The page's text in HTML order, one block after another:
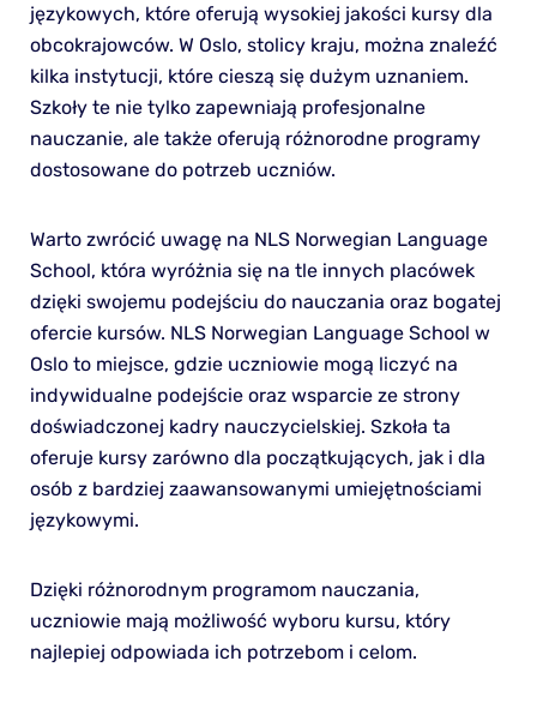
językowych, które oferują wysokiej jakości kursy dla
obcokrajowców. W Oslo, stolicy kraju, można znaleźć
kilka instytucji, które cieszą się dużym uznaniem.
Szkoły te nie tylko zapewniają profesjonalne
nauczanie, ale także oferują różnorodne programy
dostosowane do potrzeb uczniów.
Warto zwrócić uwagę na NLS Norwegian Language
School, która wyróżnia się na tle innych placówek
dzięki swojemu podejściu do nauczania oraz bogatej
ofercie kursów. NLS Norwegian Language School w
Oslo to miejsce, gdzie uczniowie mogą liczyć na
indywidualne podejście oraz wsparcie ze strony
doświadczonej kadry nauczycielskiej. Szkoła ta
oferuje kursy zarówno dla początkujących, jak i dla
osób z bardziej zaawansowanymi umiejętnościami
językowymi.
Dzięki różnorodnym programom nauczania,
uczniowie mają możliwość wyboru kursu, który
najlepiej odpowiada ich potrzebom i celom.